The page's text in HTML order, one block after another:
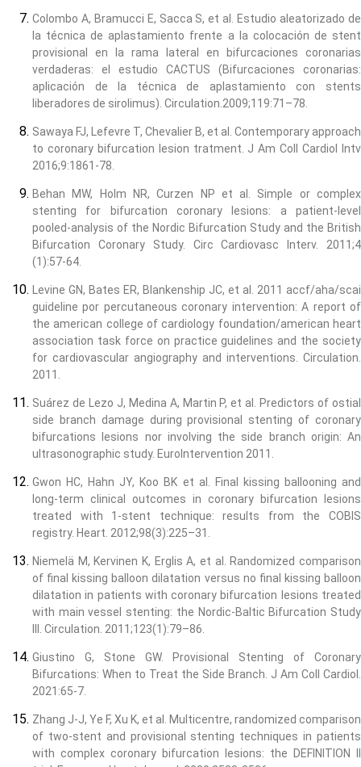
Colombo A, Bramucci E, Sacca S, et al. Estudio aleatorizado de
la técnica de aplastamiento frente a la colocación de stent
provisional en la rama lateral en bifurcaciones coronarias
verdaderas: el estudio CACTUS (Bifurcaciones coronarias:
aplicación de la técnica de aplastamiento con stents
liberadores de sirolimus). Circulation.2009;119:71–78.
Sawaya FJ, Lefevre T, Chevalier B, et al. Contemporary approach
to coronary bifurcation lesion tratment. J Am Coll Cardiol Intv
2016;9:1861-78.
Behan MW, Holm NR, Curzen NP et al. Simple or complex
stenting for bifurcation coronary lesions: a patient-level
pooled-analysis of the Nordic Bifurcation Study and the British
Bifurcation Coronary Study. Circ Cardiovasc Interv. 2011;4
(1):57-64.
Levine GN, Bates ER, Blankenship JC, et al. 2011 accf/aha/scai
guideline por percutaneous coronary intervention: A report of
the american college of cardiology foundation/american heart
association task force on practice guidelines and the society
for cardiovascular angiography and interventions. Circulation.
2011.
Suárez de Lezo J, Medina A, Martin P, et al. Predictors of ostial
side branch damage during provisional stenting of coronary
bifurcations lesions nor involving the side branch origin: An
ultrasonographic study. EuroIntervention 2011.
Gwon HC, Hahn JY, Koo BK et al. Final kissing ballooning and
long-term clinical outcomes in coronary bifurcation lesions
treated with 1-stent technique: results from the COBIS
registry. Heart. 2012;98(3):225–31.
Niemelä M, Kervinen K, Erglis A, et al. Randomized comparison
of final kissing balloon dilatation versus no final kissing balloon
dilatation in patients with coronary bifurcation lesions treated
with main vessel stenting: the Nordic-Baltic Bifurcation Study
III. Circulation. 2011;123(1):79–86.
Giustino G, Stone GW. Provisional Stenting of Coronary
Bifurcations: When to Treat the Side Branch. J Am Coll Cardiol.
2021:65-7.
Zhang J-J, Ye F, Xu K, et al. Multicentre, randomized comparison
of two-stent and provisional stenting techniques in patients
with complex coronary bifurcation lesions: the DEFINITION II